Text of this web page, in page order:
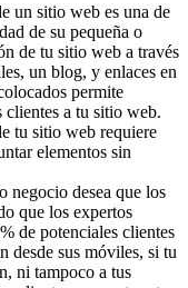
un sitio web es una de
de su pequeña o
de tu sitio web a través
un blog, y enlaces en
permite
a tu sitio web.
tu sitio web requiere
elementos sin
negocio desea que los
que los expertos
de potenciales clientes
desde sus móviles, si tu
ni tampoco a tus